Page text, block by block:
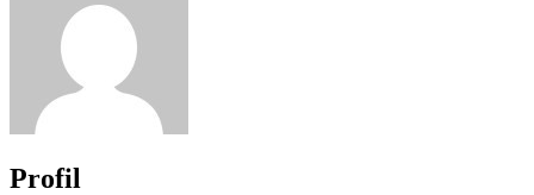
Profil